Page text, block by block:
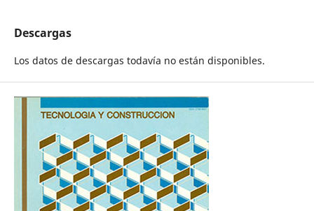
Descargas
Los datos de descargas todavía no están disponibles.